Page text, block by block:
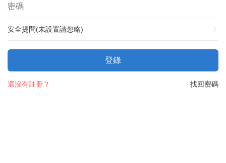
安全提問(未設置請忽略)
登錄
找回密碼
還沒有註冊？